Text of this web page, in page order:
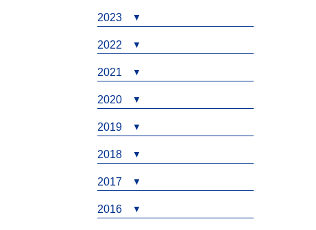
2023
2022
2021
2020
2019
2018
2017
2016